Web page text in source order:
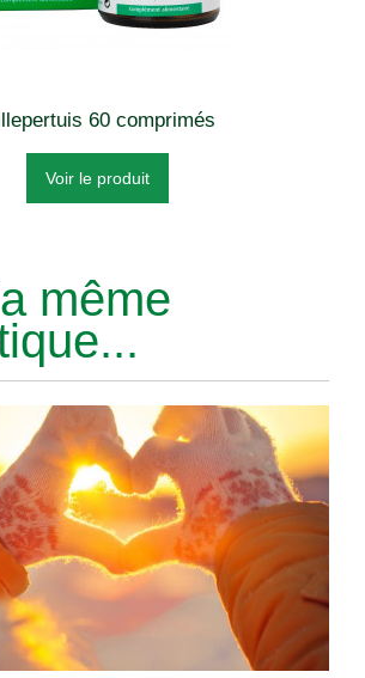
60 comprimés
Voir le produit
même